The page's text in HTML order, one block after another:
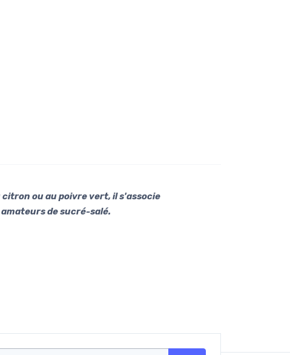
ou au poivre vert, il s'associe
de sucré-salé.